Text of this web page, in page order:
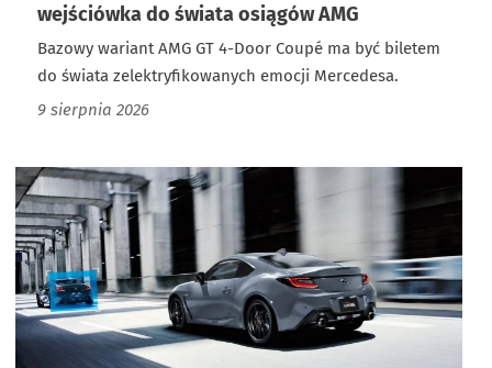
wejściówka do świata osiągów AMG
Bazowy wariant AMG GT 4-Door Coupé ma być biletem
do świata zelektryfikowanych emocji Mercedesa.
9 sierpnia 2026